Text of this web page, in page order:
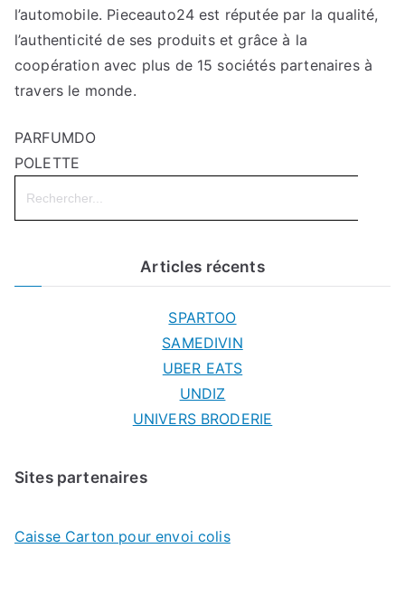
l’automobile. Pieceauto24 est réputée par la qualité,
l’authenticité de ses produits et grâce à la
coopération avec plus de 15 sociétés partenaires à
travers le monde.
PARFUMDO
POLETTE
Search
for:
Articles récents
SPARTOO
SAMEDIVIN
UBER EATS
UNDIZ
UNIVERS BRODERIE
Sites partenaires
Caisse Carton pour envoi colis